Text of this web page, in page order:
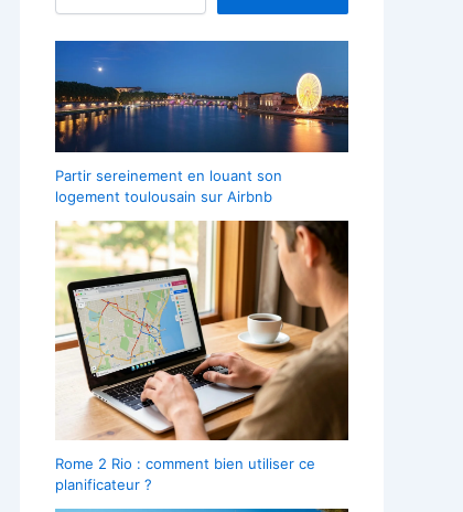
Partir sereinement en louant son
logement toulousain sur Airbnb
Rome 2 Rio : comment bien utiliser ce
planificateur ?